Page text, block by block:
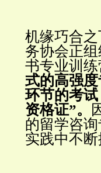
机缘巧合
务协会正
书专业训练
式的高强
环节的考
资格证”。
的留学咨询
实践中不断